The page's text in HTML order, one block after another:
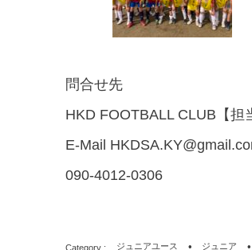
問合せ先
HKD FOOTBALL CLUB 【担
E-Mail
090-4012-0306
ジュニアユース ジュニア